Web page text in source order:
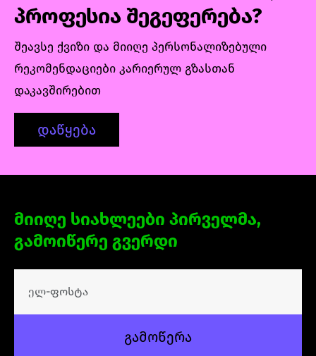
პრაქტიკულ სავარჯიშოს. ასევე, მიიღებენ
რჩევებს/კონსულტაციებს კარიერული
განვითარების კუთხით, კურსის დასასრულს
კი შექმნიან ინდივიდუალურ
პროექტს, რომლითაც შეკრავენ კურსის
განმავლობაში შექმნილ პორტფოლიოს.
პროფესია შეგეფერება?
შეავსე ქვიზი და მიიღე პერსონალიზებული
რეკომენდაციები კარიერულ გზასთან
დაკავშირებით
დაწყება
მიიღე სიახლეები პირველმა,
გამოიწერე გვერდი
გამოწერა